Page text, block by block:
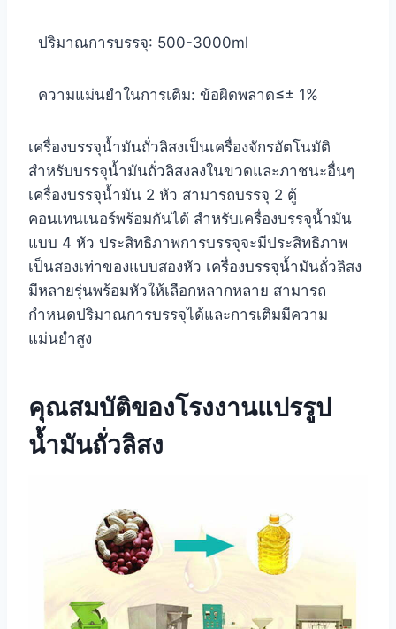
ปริมาณการบรรจุ: 500-3000ml
ความแม่นยำในการเติม: ข้อผิดพลาด≤± 1%
เครื่องบรรจุน้ำมันถั่วลิสงเป็นเครื่องจักรอัตโนมัติ
สำหรับบรรจุน้ำมันถั่วลิสงลงในขวดและภาชนะอื่นๆ
เครื่องบรรจุน้ำมัน 2 หัว สามารถบรรจุ 2 ตู้
คอนเทนเนอร์พร้อมกันได้ สำหรับเครื่องบรรจุน้ำมัน
แบบ 4 หัว ประสิทธิภาพการบรรจุจะมีประสิทธิภาพ
เป็นสองเท่าของแบบสองหัว เครื่องบรรจุน้ำมันถั่วลิสง
มีหลายรุ่นพร้อมหัวให้เลือกหลากหลาย สามารถ
กำหนดปริมาณการบรรจุได้และการเติมมีความ
แม่นยำสูง
คุณสมบัติของโรงงานแปรรูป
น้ำมันถั่วลิสง